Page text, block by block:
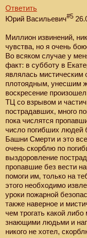
Ответить
Юрий Васильевич#5
Миллион извинений,
чувства, но я очень
Во всяком случае у
факт: в субботу в
являлась мистическим
плотоядным, унесшим
воскресение
ТЦ со взрывом и
пострадавших, много
пока числятся
число погибших людей
Башни Смерти и это
очень скорблю по
выздоровление
пропавшие без вести
помоги им, только на
этого необходимо
уроки пожарной
также наверное и
чем трогать какой
знающими людьми и
никого не хотел,